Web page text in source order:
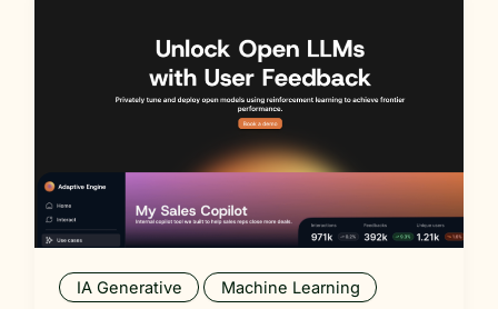
IA Generative Machine Learning